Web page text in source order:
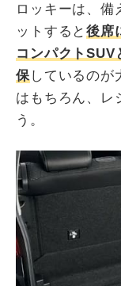
ロッキーは、備
ットすると後席
コンパクト
保しているのが
はもちろん、レ
う。